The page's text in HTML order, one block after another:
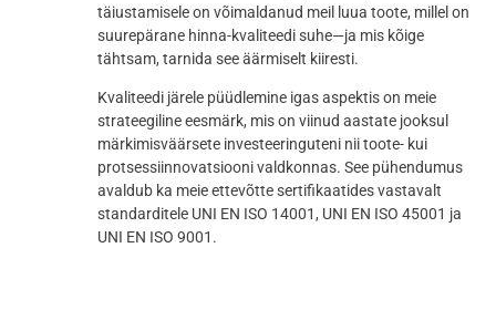
täiustamisele on võimaldanud meil luua toote, millel on
suurepärane hinna-kvaliteedi suhe—ja mis kõige
tähtsam, tarnida see äärmiselt kiiresti.
Kvaliteedi järele püüdlemine igas aspektis on meie
strateegiline eesmärk, mis on viinud aastate jooksul
märkimisväärsete investeeringuteni nii toote- kui
protsessiinnovatsiooni valdkonnas. See pühendumus
avaldub ka meie ettevõtte sertifikaatides vastavalt
standarditele UNI EN ISO 14001, UNI EN ISO 45001 ja
UNI EN ISO 9001.